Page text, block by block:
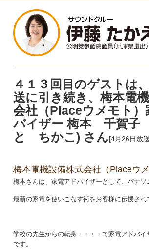
４１３回目のゲストは
送に引き続き、梅本電
会社（Placeウメモト）
バイザー 梅本 千賀子
と ちかこ) さん[4月26日放
梅本電機設備株式会社（Placeウメ
梅本さんは、家電アドバイザーとして、パナソ
最新の家電を使いこなす術をお客様に伝授され
学校の先生からの転身・・・・で家電アドバイ
です。